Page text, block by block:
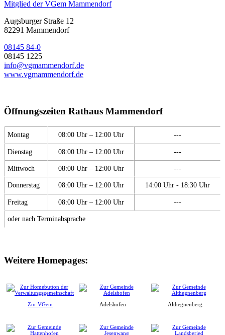
Mitglied der VGem Mammendorf
Augsburger Straße 12
82291 Mammendorf
08145 84-0
08145 1225
info@vgmammendorf.de
www.vgmammendorf.de
Öffnungszeiten Rathaus Mammendorf
Montag 08:00 Uhr – 12:00 Uhr ---
Dienstag 08:00 Uhr – 12:00 Uhr ---
Mittwoch 08:00 Uhr – 12:00 Uhr ---
Donnerstag 08:00 Uhr – 12:00 Uhr 14:00 Uhr - 18:30 Uhr
Freitag 08:00 Uhr – 12:00 Uhr ---
oder nach Terminabsprache
Weitere Homepages:
Zur VGem Adelshofen Althegnenberg